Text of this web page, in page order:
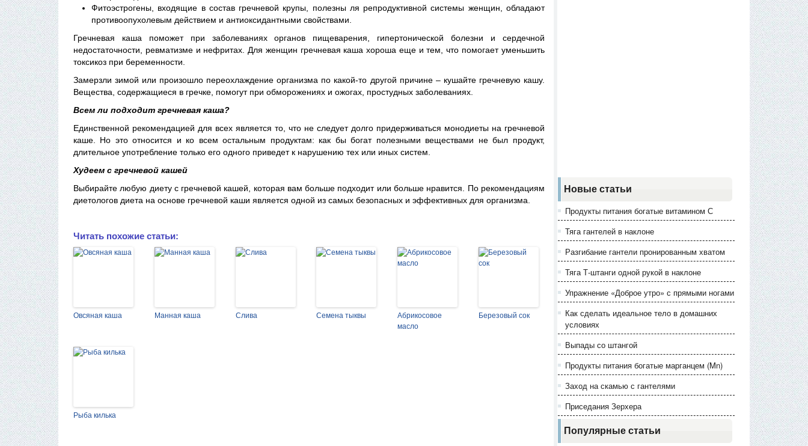
Фитоэстрогены, входящие в состав гречневой крупы, полезны ля репродуктивной системы женщин, обладают
противоопухолевым действием и антиоксидантными свойствами.
Гречневая каша поможет при заболеваниях органов пищеварения, гипертонической болезни и сердечной
недостаточности, ревматизме и нефритах. Для женщин гречневая каша хороша еще и тем, что помогает уменьшить
токсикоз при беременности.
Замерзли зимой или произошло переохлаждение организма по какой-то другой причине – кушайте гречневую кашу.
Вещества, содержащиеся в гречке, помогут при обморожениях и ожогах, простудных заболеваниях.
Всем ли подходит гречневая каша?
Единственной рекомендацией для всех является то, что не следует долго придерживаться монодиеты на гречневой
каше. Но это относится и ко всем остальным продуктам: как бы богат полезными веществами не был продукт,
длительное употребление только его одного приведет к нарушению тех или иных систем.
Худеем с гречневой кашей
Выбирайте любую диету с гречневой кашей, которая вам больше подходит или больше нравится. По рекомендациям
диетологов диета на основе гречневой каши является одной из самых безопасных и эффективных для организма.
Читать похожие статьи:
Овсяная каша Манная каша Слива Семена тыквы
Абрикосовое
масло
Березовый сок
Рыба килька
Новые статьи
Продукты питания богатые витамином С
Тяга гантелей в наклоне
Разгибание гантели пронированным хватом
Тяга Т-штанги одной рукой в наклоне
Упражнение «Доброе утро» с прямыми ногами
Как сделать идеальное тело в домашних
условиях
Выпады со штангой
Продукты питания богатые марганцем (Mn)
Заход на скамью с гантелями
Приседания Зерхера
Популярные статьи